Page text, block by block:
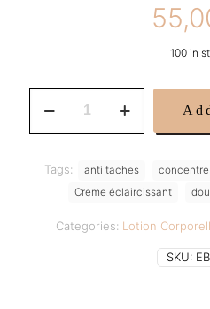
100 in
TURMERIC
SKU:
Categories: Lotion
Tags: anti taches concentre
Creme éclaircissant